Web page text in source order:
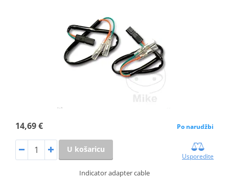
14,69 € Po narudžbi
U košaricu
Usporedite
Indicator adapter cable